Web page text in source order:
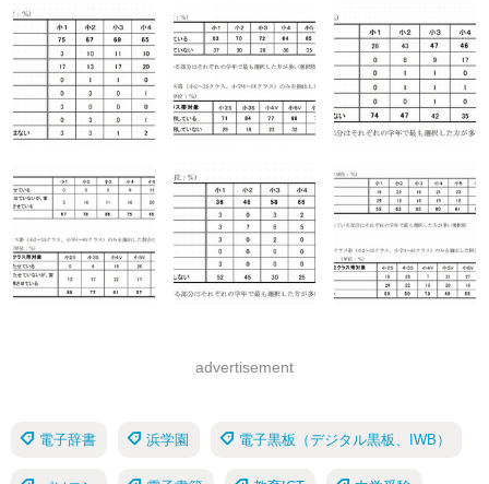
advertisement
電子辞書 浜学園 電子黒板（デジタル黒板、IWB）